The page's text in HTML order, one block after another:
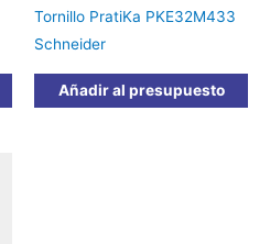
Tornillo PratiKa PKE32M433
Schneider
Añadir al presupuesto